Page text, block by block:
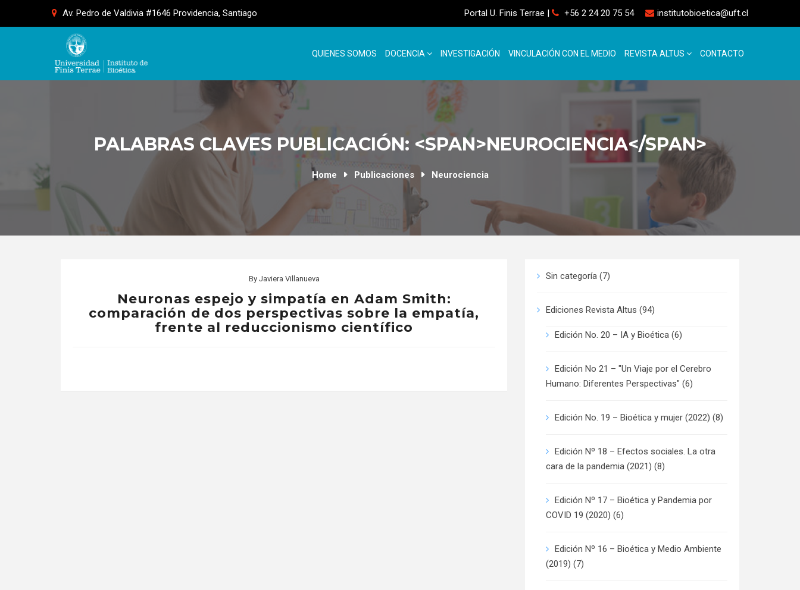
Av. Pedro de Valdivia #1646 Providencia, Santiago Portal U. Finis Terrae | +56 2 24 20 75 54 institutobioetica@uft.cl
QUIENES SOMOS DOCENCIA INVESTIGACIÓN VINCULACIÓN CON EL MEDIO REVISTA ALTUS CONTACTO
PALABRAS CLAVES PUBLICACIÓN: <SPAN>NEUROCIENCIA</SPAN>
Home Publicaciones Neurociencia
By Javiera Villanueva
Neuronas espejo y simpatía en Adam Smith:
comparación de dos perspectivas sobre la empatía,
frente al reduccionismo científico
Sin categoría (7)
Ediciones Revista Altus (94)
Edición No. 20 – IA y Bioética (6)
Edición No 21 – "Un Viaje por el Cerebro
Humano: Diferentes Perspectivas" (6)
Edición No. 19 – Bioética y mujer (2022) (8)
Edición Nº 18 – Efectos sociales. La otra
cara de la pandemia (2021) (8)
Edición Nº 17 – Bioética y Pandemia por
COVID 19 (2020) (6)
Edición Nº 16 – Bioética y Medio Ambiente
(2019) (7)